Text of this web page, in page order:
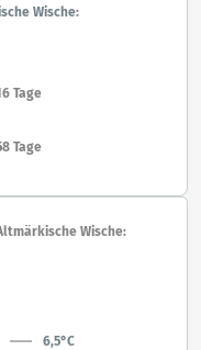
Wische:
Tage
Tage
Wische:
6,5°C